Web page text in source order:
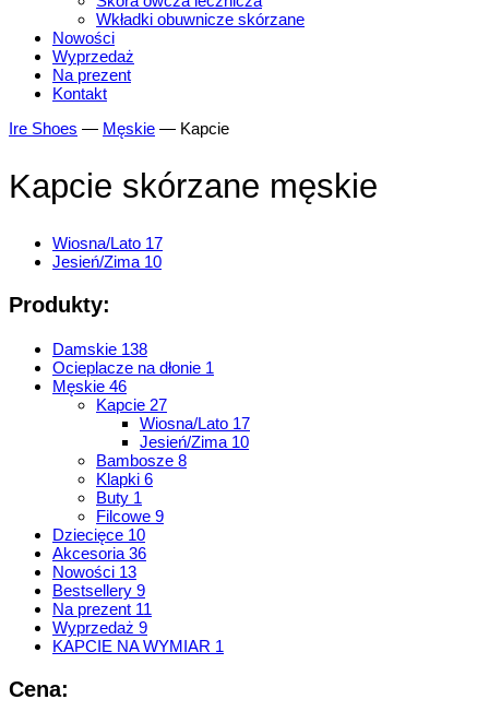
Wkładki obuwnicze skórzane
Nowości
Wyprzedaż
Na prezent
Kontakt
Ire Shoes — Męskie — Kapcie
Kapcie skórzane męskie
Wiosna/Lato 17
Jesień/Zima 10
Produkty:
Damskie 138
Ocieplacze na dłonie 1
Męskie 46
Kapcie 27
Wiosna/Lato 17
Jesień/Zima 10
Bambosze 8
Klapki 6
Buty 1
Filcowe 9
Dziecięce 10
Akcesoria 36
Nowości 13
Bestsellery 9
Na prezent 11
Wyprzedaż 9
KAPCIE NA WYMIAR 1
Cena: